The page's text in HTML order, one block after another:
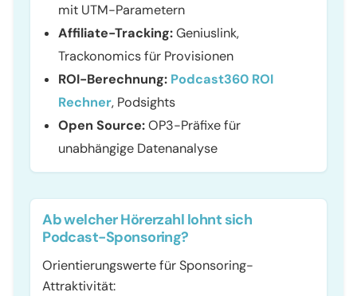
mit UTM-Parametern
Affiliate-Tracking:Geniuslink,
Trackonomics für Provisionen
ROI-Berechnung: Podcast360 ROI
Rechner, Podsights
Open Source:OP3-Präfixe für
unabhängige Datenanalyse
Ab welcher Hörerzahl lohnt sich
Podcast-Sponsoring?
Orientierungswerte für Sponsoring-
Attraktivität: